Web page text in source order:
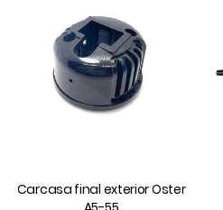
Carcasa final exterior Oster